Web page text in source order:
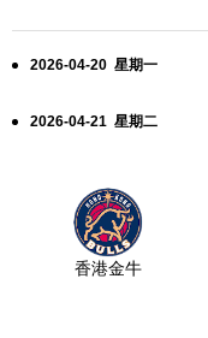
2026-04-20 星期一
2026-04-21 星期二
香港金牛